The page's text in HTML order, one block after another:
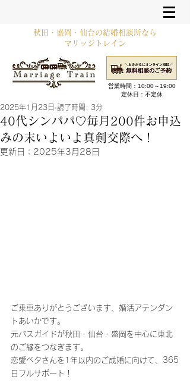
秋田・盛岡・仙台の結婚相談所なら
マリッジトレイン
営業時間：10:00～19:00​
定休日：不定休
40代シンパパ♡毎月200件お申込
みの末いよいよ真剣交際へ！
2025年1月23日 読了時間: 3分
更新日： 2025年3月28日
ご乗車ありがとうございます、婚活アテンダン
トあいかです。
元バスガイドが秋田・仙台・盛岡を中心に東北
のご縁をつなぎます。
恋愛ベタさんを1年以内のご成婚に向けて、365
日フルサポート！